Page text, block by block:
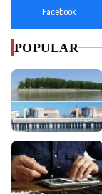
Facebook
POPULAR